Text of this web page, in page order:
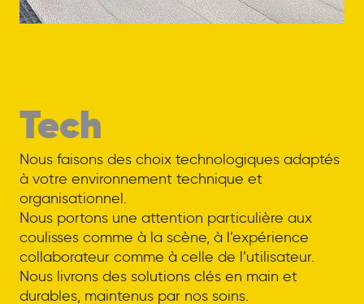
Tech
Nous faisons des choix technologiques adaptés
à votre environnement technique et
organisationnel.
Nous portons une attention particulière aux
coulisses comme à la scène, à l’expérience
collaborateur comme à celle de l’utilisateur.
Nous livrons des solutions clés en main et
durables, maintenus par nos soins.